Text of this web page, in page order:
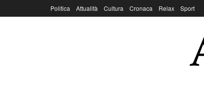
Politica Attualità Cultura Cronaca Relax Sport